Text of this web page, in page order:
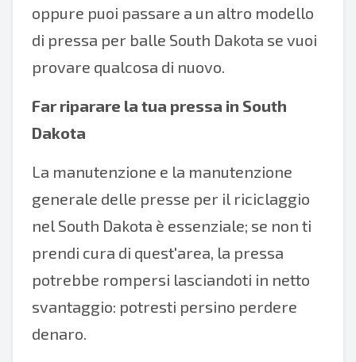
oppure puoi passare a un altro modello
di pressa per balle South Dakota se vuoi
provare qualcosa di nuovo.
Far riparare la tua pressa in South
Dakota
La manutenzione e la manutenzione
generale delle presse per il riciclaggio
nel South Dakota è essenziale; se non ti
prendi cura di quest'area, la pressa
potrebbe rompersi lasciandoti in netto
svantaggio: potresti persino perdere
denaro.